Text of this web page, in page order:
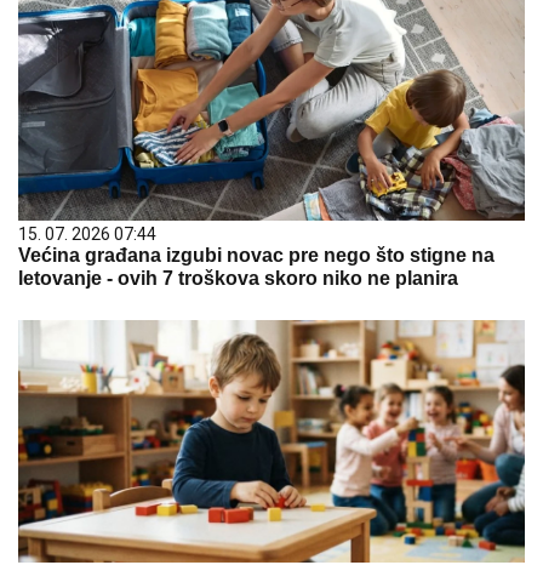
15. 07. 2026 07:44
Većina građana izgubi novac pre nego što stigne na
letovanje - ovih 7 troškova skoro niko ne planira